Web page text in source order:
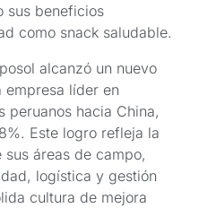
sus beneficios
como snack saludable.
alcanzó un nuevo
empresa líder en
peruanos hacia China,
Este logro refleja la
áreas de campo,
logística y gestión
cultura de mejora